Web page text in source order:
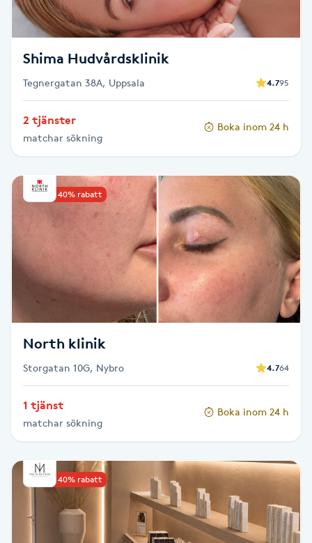
Kroppsinpackning
Kroppspeeling
Kärlbehandling
L
Laserbehandling
Lashlift Keratin
LED-ljusterapi
Liktornar
LPG
LPG-behandling
LPG-massage
Luggklippning
Lymfmassage
Läpptatuering
Shima Hudvårdsklinik
Tegnergatan 38A, Uppsala 4.795
2 tjänster
matchar sökning
Boka inom 24 h
Upp till 40% rabatt
North klinik
Storgatan 10G, Nybro 4.764
1 tjänst
matchar sökning
Boka inom 24 h
Upp till 40% rabatt